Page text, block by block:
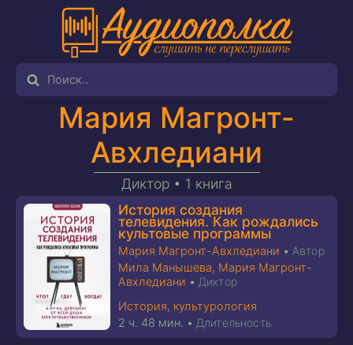
Мария Магронт-
Авхледиани
Диктор • 1 книга
История создания
телевидения. Как рождались
культовые программы
Мария Магронт-Авхледиани • Автор
Мила Манышева, Мария Магронт-
Авхледиани • Диктор
История, культурология
2 ч. 48 мин. • Длительность